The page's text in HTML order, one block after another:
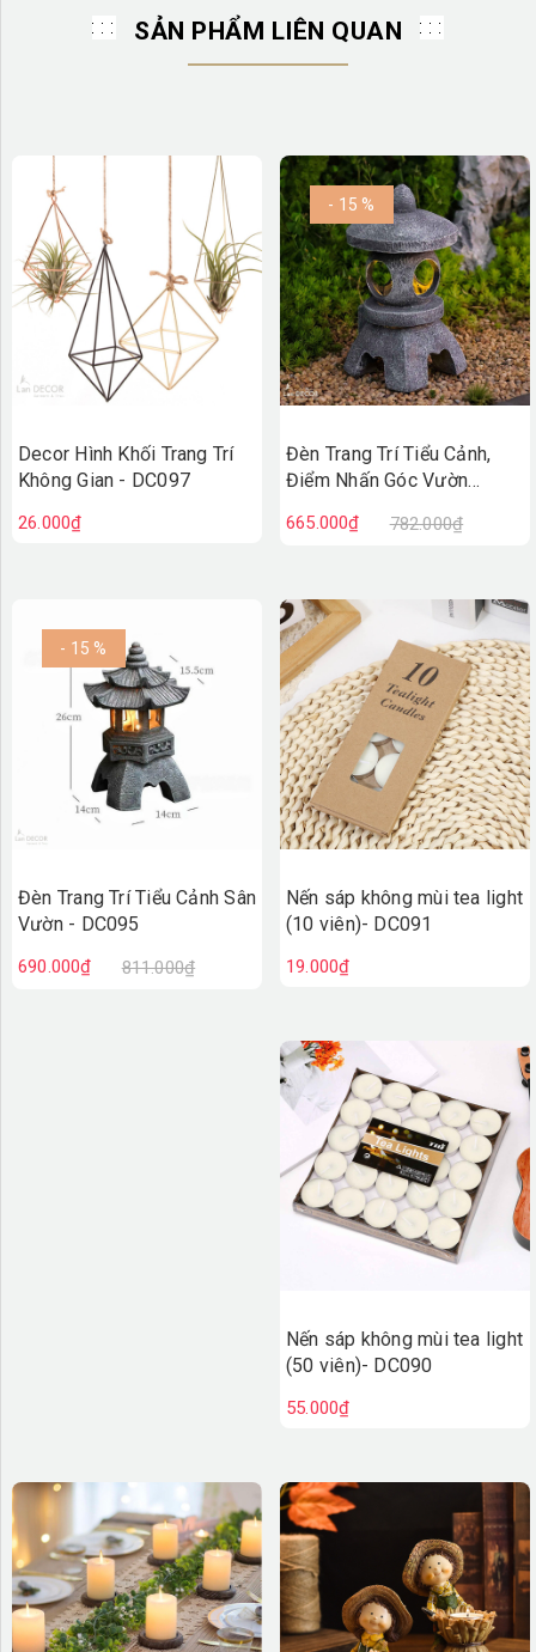
SẢN PHẨM LIÊN QUAN
Decor Hình Khối Trang Trí
Không Gian - DC097
26.000₫
- 15 %
Đèn Trang Trí Tiểu Cảnh,
Điểm Nhấn Góc Vườn
665.000₫ 782.000₫
- 15 %
Đèn Trang Trí Tiểu Cảnh Sân
Vườn - DC095
690.000₫ 811.000₫
Nến sáp không mùi tea light
(10 viên)- DC091
19.000₫
Nến sáp không mùi tea light
(50 viên)- DC090
55.000₫